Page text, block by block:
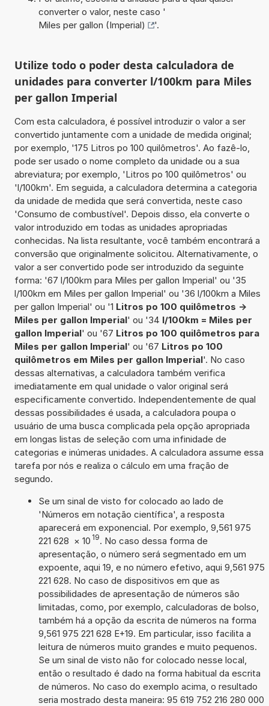
converter o valor, neste caso '
Miles per gallon (Imperial)
'.
Utilize todo o poder desta calculadora de
unidades para converter l/100km para Miles
per gallon Imperial
Com esta calculadora, é possível introduzir o valor a ser
convertido juntamente com a unidade de medida original;
por exemplo, '175 Litros po 100 quilômetros'. Ao fazê-lo,
pode ser usado o nome completo da unidade ou a sua
abreviatura; por exemplo, 'Litros po 100 quilômetros' ou
'l/100km'. Em seguida, a calculadora determina a categoria
da unidade de medida que será convertida, neste caso
'Consumo de combustível'. Depois disso, ela converte o
valor introduzido em todas as unidades apropriadas
conhecidas. Na lista resultante, você também encontrará a
conversão que originalmente solicitou. Alternativamente, o
valor a ser convertido pode ser introduzido da seguinte
forma: '67 l/100km para Miles per gallon Imperial' ou '35
l/100km em Miles per gallon Imperial' ou '36 l/100km a Miles
per gallon Imperial' ou '1 Litros po 100 quilômetros ->
Miles per gallon Imperial' ou '34 l/100km = Miles per
gallon Imperial' ou '67 Litros po 100 quilômetros para
Miles per gallon Imperial' ou '67 Litros po 100
quilômetros em Miles per gallon Imperial'. No caso
dessas alternativas, a calculadora também verifica
imediatamente em qual unidade o valor original será
especificamente convertido. Independentemente de qual
dessas possibilidades é usada, a calculadora poupa o
usuário de uma busca complicada pela opção apropriada
em longas listas de seleção com uma infinidade de
categorias e inúmeras unidades. A calculadora assume essa
tarefa por nós e realiza o cálculo em uma fração de
segundo.
Se um sinal de visto for colocado ao lado de
'Números em notação científica', a resposta
aparecerá em exponencial. Por exemplo, 9,561 975
221 628 × 10 19. No caso dessa forma de
apresentação, o número será segmentado em um
expoente, aqui 19, e no número efetivo, aqui 9,561 975
221 628. No caso de dispositivos em que as
possibilidades de apresentação de números são
limitadas, como, por exemplo, calculadoras de bolso,
também há a opção da escrita de números na forma
9,561 975 221 628 E+19. Em particular, isso facilita a
leitura de números muito grandes e muito pequenos.
Se um sinal de visto não for colocado nesse local,
então o resultado é dado na forma habitual da escrita
de números. No caso do exemplo acima, o resultado
seria mostrado desta maneira: 95 619 752 216 280 000